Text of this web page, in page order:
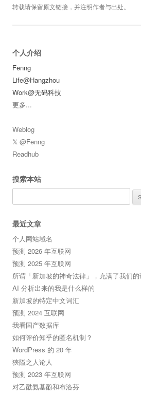
转载请保留原文链接，并注明作者与出处。
个人介绍
Fenng
Life@Hangzhou
Work@无码科技
更多...
Weblog
𝕏 @Fenng
Readhub
搜索本站
for:
最近文章
个人网站域名
预测 2026 年互联网
预测 2025 年互联网
所谓「新加坡的神奇法律」，充满了我们
AI 分析出来的我是什么样的
新加坡的特定中文词汇
预测 2024 互联网
我看国产数据库
如何评价知乎的匿名机制？
WordPress 的 20 年
狹隘之人论人
预测 2023 年互联网
对乙酰氨基酚和布洛芬